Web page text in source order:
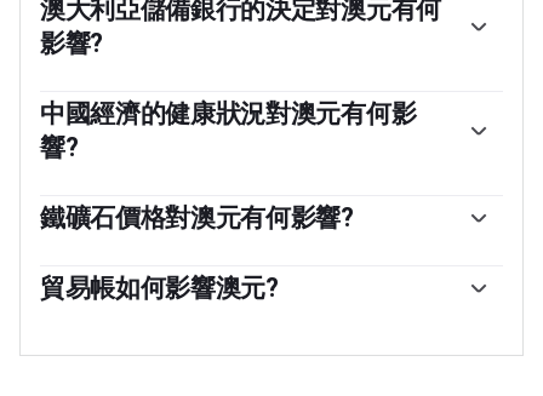
澳大利亞儲備銀行的決定對澳元有何
影響?
的利率水平來影響澳元(AUD)。這影響了整個經濟的利率
水平。澳大利亞央行的主要目標是通過上調或下調利率來
維持2-3%的穩定通脹率。與其他主要央行相比，相對較高
亞央行還可以使用量化寬松和緊縮政策來影響信貸狀況，
前者對澳元不利，後者對澳元有利。
中國經濟的健康狀況對澳元有何影
響?
況對澳元(AUD)的價值有重大影響。當中國經濟表現良好
時，它會從澳大利亞購買更多的原材料、商品和服務，從
速度不如預期時，情況正好相反。因此，中國經濟增長數
據的正面或負面驚喜通常會對澳元及其貨幣對產生直接影
鐵礦石價格對澳元有何影響?
每年的出口額為1180億美元，中國是其主要出口目的地。
因此，鐵礦石價格可以成為澳元的驅動因素。一般來說，
求會增加。如果鐵礦石價格下跌，情況則正好相反。較高
貿易帳如何影響澳元?
影響澳元價值的另一個因素。如果澳大利亞生產受歡迎的